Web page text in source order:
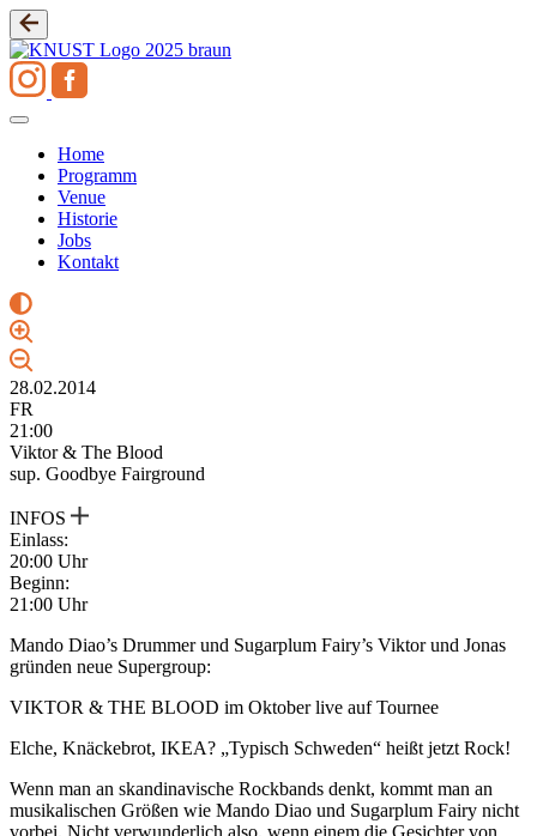
Zum
Inhalt
springen
Home
Programm
Venue
Historie
Jobs
Kontakt
28.02.2014
FR
21:00
Viktor & The Blood
sup. Goodbye Fairground
INFOS
Einlass:
20:00 Uhr
Beginn:
21:00 Uhr
Mando Diao’s Drummer und Sugarplum Fairy’s Viktor und Jonas
gründen neue Supergroup:
VIKTOR & THE BLOOD im Oktober live auf Tournee
Elche, Knäckebrot, IKEA? „Typisch Schweden“ heißt jetzt Rock!
Wenn man an skandinavische Rockbands denkt, kommt man an
musikalischen Größen wie Mando Diao und Sugarplum Fairy nicht
vorbei. Nicht verwunderlich also, wenn einem die Gesichter von